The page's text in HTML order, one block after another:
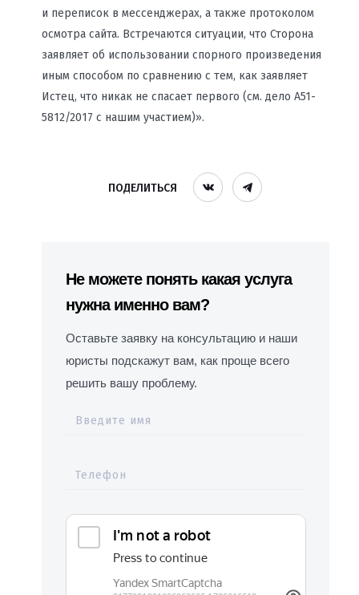
и переписок в мессенджерах, а также протоколом
осмотра сайта. Встречаются ситуации, что Сторона
заявляет об использовании спорного произведения
иным способом по сравнению с тем, как заявляет
Истец, что никак не спасает первого (см. дело А51-
5812/2017 с нашим участием)».
ПОДЕЛИТЬСЯ
Не можете понять какая услуга
нужна именно вам?
Оставьте заявку на консультацию и наши
юристы подскажут вам, как проще всего
решить вашу проблему.
Введите имя
Телефон